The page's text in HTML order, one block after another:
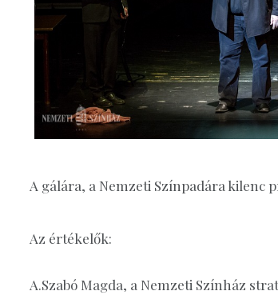
A gálára, a Nemzeti Színpadára kilenc
Az értékelők:
A.Szabó Magda, a Nemzeti Színház